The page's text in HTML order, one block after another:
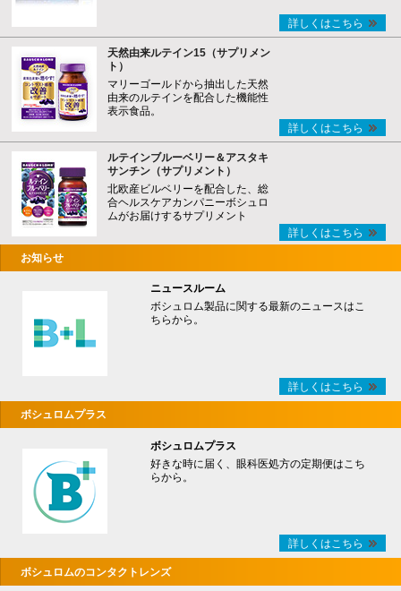
詳しくはこちら
天然由来ルテイン15（サプリメン
ト）
マリーゴールドから抽出した天然
由来のルテインを配合した機能性
表示食品。
詳しくはこちら
ルテインブルーベリー＆アスタキ
サンチン（サプリメント）
北欧産ビルベリーを配合した、総
合ヘルスケアカンパニーボシュロ
ムがお届けするサプリメント
詳しくはこちら
お知らせ
ニュースルーム
ボシュロム製品に関する最新のニュースはこ
ちらから。
詳しくはこちら
ボシュロムプラス
ボシュロムプラス
好きな時に届く、眼科医処方の定期便はこち
らから。
詳しくはこちら
ボシュロムのコンタクトレンズ